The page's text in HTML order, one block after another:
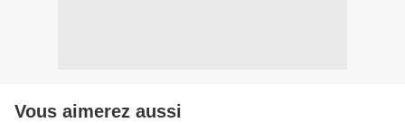
Vous aimerez aussi